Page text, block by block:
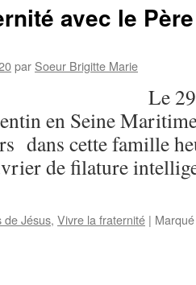
avec le
par Soeur Brigitte Marie
29 janvier
en Seine
dans cette famille
de filature
de Jésus, Vivre la fraternité |